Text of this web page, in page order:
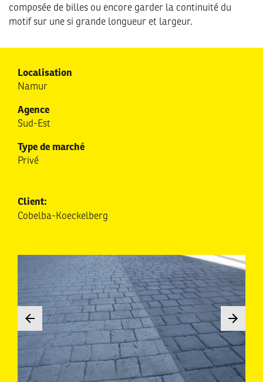
composée de billes ou encore garder la continuité du
motif sur une si grande longueur et largeur.
Localisation
Namur
Agence
Sud-Est
Type de marché
Privé
Client:
Cobelba-Koeckelberg